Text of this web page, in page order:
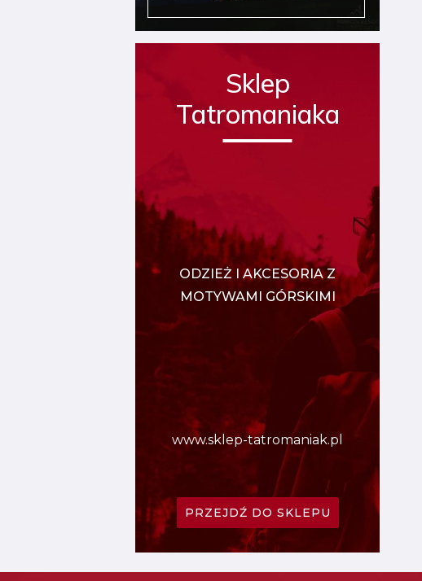
Sklep
Tatromaniaka
ODZIEŻ I AKCESORIA Z
MOTYWAMI GÓRSKIMI
www.sklep-tatromaniak.pl
PRZEJDŹ DO SKLEPU